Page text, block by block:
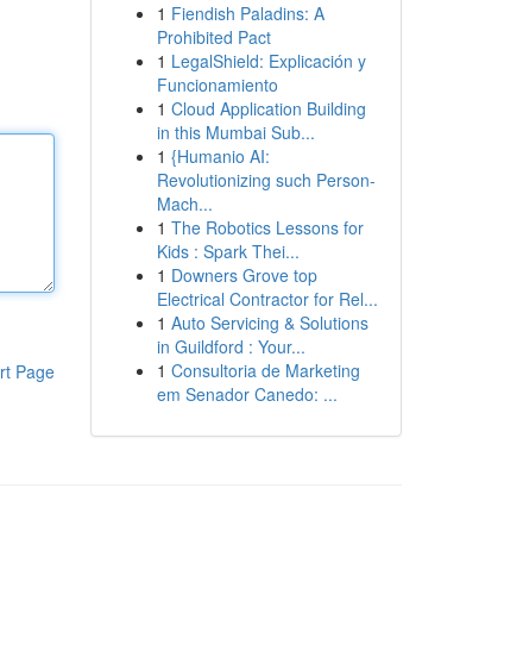
Page
1 Fiendish Paladins: A
Prohibited Pact
1 LegalShield: Explicación y
Funcionamiento
1 Cloud Application Building
in this Mumbai Sub...
1 {Humanio AI:
Revolutionizing such Person-
Mach...
1 The Robotics Lessons for
Kids : Spark Thei...
1 Downers Grove top
Electrical Contractor for Rel...
1 Auto Servicing & Solutions
in Guildford : Your...
1 Consultoria de Marketing
em Senador Canedo: ...